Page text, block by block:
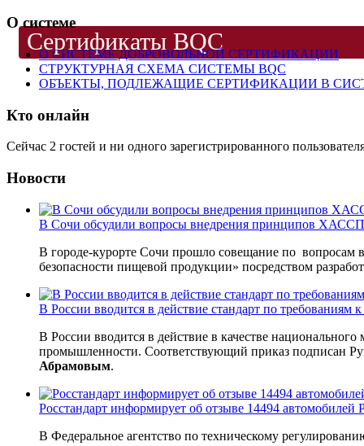
Сертификаты BQC
О системе
О СИСТЕМЕ ДОБРОВОЛЬНОЙ СЕРТИФИКАЦИИ
СТРУКТУРНАЯ СХЕМА СИСТЕМЫ BQC
ОБЪЕКТЫ, ПОДЛЕЖАЩИЕ СЕРТИФИКАЦИИ В
Кто онлайн
Сейчас 2 гостей и ни одного зарегистрированного
Новости
В Сочи обсудили вопросы внедрения принципов
В городе-курорте Сочи прошло совещание по вопросам
безопасности пищевой продукции» посредством
В России вводится в действие стандарт по
В России вводится в действие в качестве
промышленности. Соответствующий приказ подписан
Абрамовым.
Росстандарт информирует об отзыве 14494 автомобилей
В Федеральное агентство по техническому